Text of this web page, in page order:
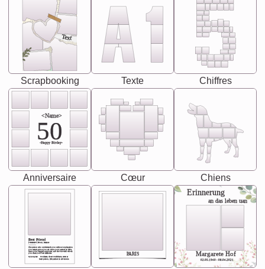
Text
Scrapbooking Texte Chiffres
<Name>
50
-Happy Birday-
Anniversaire Cœur Chiens
Best Friend
[<NAME>] Noun, feminie
Synonyms: Soulmate, closet confidante, sister at
heart person, life partner in adventure.
The person who understands you without explanation
you accepts just as you are. She's your partner in life's,
chaos your biggest supporter, and the one with whom
you share your best memories. PARIS
Erinnerung
an das leben uan
Margarete Hof
02.05.1940 - 08.04.2021